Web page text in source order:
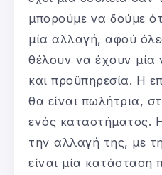
μπορούμε να δούμε
μία αλλαγή, αφού
θέλουν να έχουν μία
και προϋπηρεσία. Η
θα είναι πωλήτρια,
ενός καταστήματος.
την αλλαγή της, με
είναι μία κατάσταση